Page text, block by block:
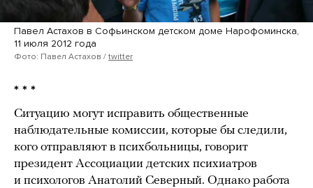
Павел Астахов в Софьинском детском доме Нарофоминска,
11 июля 2012 года
Фото: Павел Астахов / twitter
* * *
Ситуацию могут исправить общественные
наблюдательные комиссии, которые бы следили,
кого отправляют в психбольницы, говорит
президент Ассоциации детских психиатров
и психологов Анатолий Северный. Однако работа